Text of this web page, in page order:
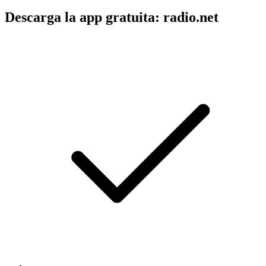
Descarga la app gratuita: radio.net